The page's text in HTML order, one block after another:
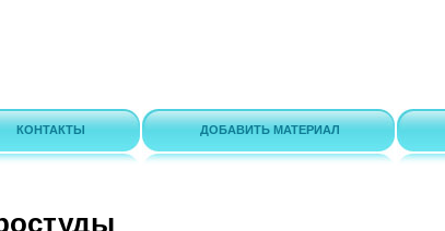
КОНТАКТЫ ДОБАВИТЬ МАТЕРИАЛ